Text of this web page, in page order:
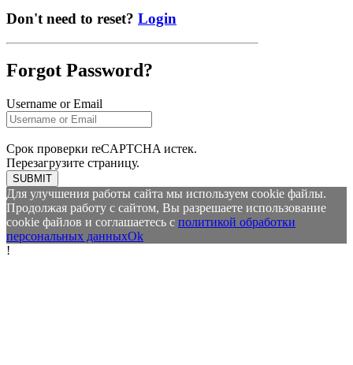
Don't need to reset? Login
Forgot Password?
Username or Email
Срок проверки reCAPTCHA истек.
Перезагрузите страницу.
SUBMIT
Для улучшения работы сайта мы используем cookie файлы.
Продолжая работу с сайтом, Вы разрешаете использование
cookie файлов и соглашаетесь с политикой обработки
персональных данныхOk
!